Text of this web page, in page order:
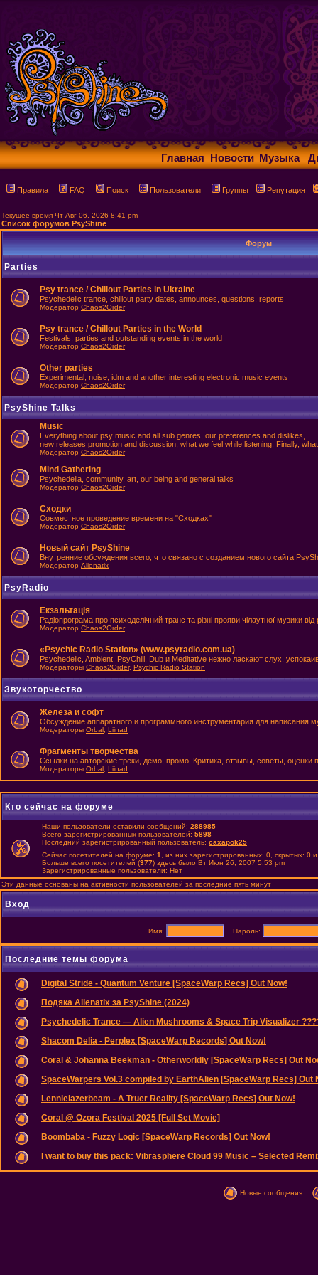
Главная Новости Музыка
Правила FAQ Поиск Пользователи Группы Репутация
Текущее время Чт Авг 06, 2026 8:41 pm
Список форумов PsyShine
Форум
Parties
Psy trance / Chillout Parties in Ukraine
Psychedelic trance, chillout party dates, announces, questions, reports
Модератор Chaos2Order
Psy trance / Chillout Parties in the World
Festivals, parties and outstanding events in the world
Модератор Chaos2Order
Other parties
Experimental, noise, idm and another interesting electronic music events
Модератор Chaos2Order
PsyShine Talks
Music
Everything about psy music and all sub genres, our preferences and dislikes,
new releases promotion and discussion, what we feel while listening. Finally,
Модератор Chaos2Order
Mind Gathering
Psychedelia, community, art, our being and general talks
Модератор Chaos2Order
Сходки
Совместное проведение времени на "Сходках"
Модератор Chaos2Order
Новый сайт PsyShine
Внутренние обсуждения всего, что связано с созданием нового сайта
Модератор Alienatix
PsyRadio
Екзальтація
Радіопрограма про психоделічний транс та різні прояви чілаутної музики
Модератор Chaos2Order
«Psychic Radio Station» (www.psyradio.com.ua)
Psychedelic, Ambient, PsyChill, Dub и Meditative нежно ласкают слух,
Модераторы Chaos2Order, Psychic Radio Station
Звукоторчество
Железа и софт
Обсуждение аппаратного и программного инструментария для написания
Модераторы Orbal Liinad
Фрагменты творчества
Ссылки на авторские треки, демо, промо. Критика, отзывы, советы, оценки
Модераторы Orbal Liinad
Кто сейчас на форуме
Наши пользователи оставили сообщений: 288985
Всего зарегистрированных пользователей: 5898
Последний зарегистрированный пользователь: caxapok25
Сейчас посетителей на форуме: 1
, из них зарегистрированных: 0, скрытых:
Больше всего посетителей (377) здесь было Вт Июн 26, 2007 5:53 pm
Зарегистрированные пользователи: Нет
Эти данные основаны на активности пользователей за последние пять минут
Вход
Имя: Пароль:
Последние темы форума
Digital Stride - Quantum Venture [SpaceWarp Recs] Out Now!
Подяка Alienatix за PsyShine (2024)
Psychedelic Trance — Alien Mushrooms & Space Trip Visualizer
Shacom Delia - Perplex [SpaceWarp Records] Out Now!
Coral & Johanna Beekman - Otherworldly [SpaceWarp Recs] Out
SpaceWarpers Vol.3 compiled by EarthAlien [SpaceWarp Recs] Out
Lennielazerbeam - A Truer Reality [SpaceWarp Recs] Out Now!
Coral @ Ozora Festival 2025 [Full Set Movie]
Boombaba - Fuzzy Logic [SpaceWarp Records] Out Now!
I want to buy this pack: Vibrasphere Cloud 99 Music – Selected
Новые сообщения